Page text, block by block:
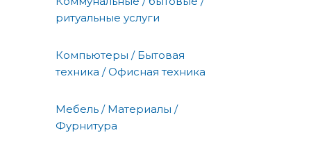
ритуальные услуги
Компьютеры / Бытовая
техника / Офисная техника
Мебель / Материалы /
Фурнитура